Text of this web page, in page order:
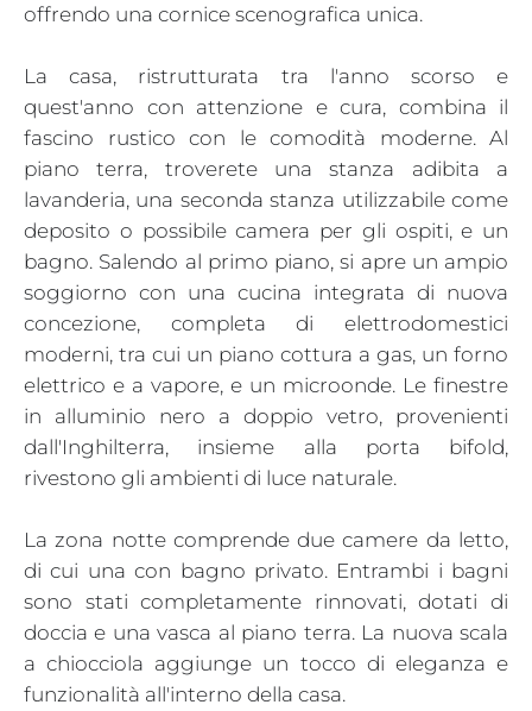
offrendo una cornice scenografica unica.
La casa, ristrutturata tra l'anno scorso e
quest'anno con attenzione e cura, combina il
fascino rustico con le comodità moderne. Al
piano terra, troverete una stanza adibita a
lavanderia, una seconda stanza utilizzabile come
deposito o possibile camera per gli ospiti, e un
bagno. Salendo al primo piano, si apre un ampio
soggiorno con una cucina integrata di nuova
concezione, completa di elettrodomestici
moderni, tra cui un piano cottura a gas, un forno
elettrico e a vapore, e un microonde. Le finestre
in alluminio nero a doppio vetro, provenienti
dall'Inghilterra, insieme alla porta bifold,
rivestono gli ambienti di luce naturale.
La zona notte comprende due camere da letto,
di cui una con bagno privato. Entrambi i bagni
sono stati completamente rinnovati, dotati di
doccia e una vasca al piano terra. La nuova scala
a chiocciola aggiunge un tocco di eleganza e
funzionalità all'interno della casa.